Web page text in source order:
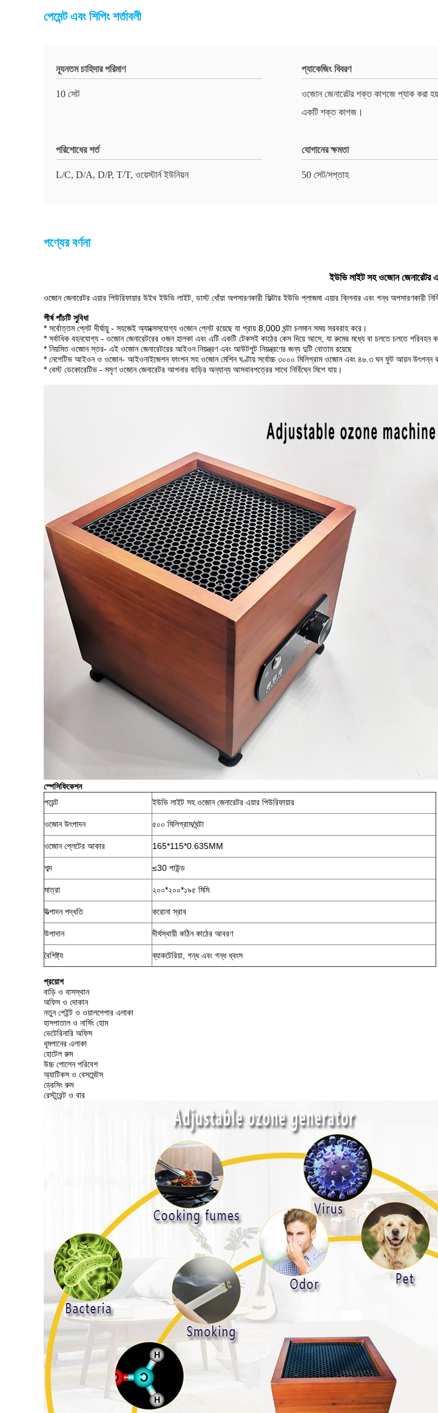
পেমেন্ট এবং শিপিং শর্তাবলী
ন্যূনতম চাহিদার পরিমাণ
10 সেট
প্যাকেজিং বিবরণ
ওজোন জেনারেটর শক্ত কাগজে প্যাক করা
একটি শক্ত কাগজ।
পরিশোধের শর্ত
L/C, D/A, D/P, T/T, ওয়েস্টার্ন ইউনিয়ন
যোগানের ক্ষমতা
50 সেট/সপ্তাহ
পণ্যের বর্ণনা
ইউভি লাইট সহ ওজোন জেনারেটর
ওজোন জেনারেটর এয়ার পিউরিফায়ার উইথ ইউভি লাইট, ডাস্ট ধোঁয়া অপসারণকারী ফিল্টার ইউভি প্লাজমা এয়ার ক্লিনার এবং গন্ধ অপসারণকারী
শীর্ষ পাঁচটি সুবিধা
* সর্বোত্তম প্লেট দীর্ঘায়ু - সহজেই অ্যাক্সেসযোগ্য ওজোন প্লেট রয়েছে যা প্রায় 8,000 ঘন্টা চলমান সময় সরবরাহ করে।
* সর্বাধিক বহনযোগ্য - ওজোন জেনারেটরের ওজন হালকা এবং এটি একটি টেকসই কাঠের কেস দিয়ে আসে, যা রুমের মধ্যে বা চলতে চলতে পরিবহন
* নিয়মিত ওজোন স্তর- এই ওজোন জেনারেটরের আইওন নিয়ন্ত্রণ এবং আউটপুট নিয়ন্ত্রণের জন্য দুটি বোতাম রয়েছে
* নেগেটিভ আইওন ও ওজোন- আইওনাইজেশন ফাংশন সহ ওজোন মেশিন ঘণ্টায় সর্বোচ্চ ৩০০০ মিলিগ্রাম ওজোন এবং ৪৬.৩ ঘন ফুট আয়ন উৎপন্ন
* বেস্ট ডেকোরেটিভ - মসৃণ ওজোন জেনারেটর আপনার বাড়ির অন্যান্য আসবাবপত্রের সাথে নির্বিঘ্নে মিশে যায়।
স্পেসিফিকেশন
পয়েন্ট
ইউভি লাইট সহ ওজোন জেনারেটর এয়ার পিউরিফায়ার
ওজোন উৎপাদন ৫০০ মিলিগ্রাম/ঘন্টা
ওজোন প্লেটের আকার 165*115*0.635MM
শব্দ ≤30 পাউন্ড
মাত্রা ২০০*২০০*১৯৫ মিমি
উত্পাদন পদ্ধতি করোনা স্রাব
উপাদান দীর্ঘস্থায়ী কঠিন কাঠের আবরণ
বৈশিষ্ট্য ব্যাকটেরিয়া, গন্ধ এবং গন্ধ ধ্বংস
প্রয়োগ
বাড়ি ও বাসস্থান
অফিস ও দোকান
নতুন পেইন্ট ও ওয়ালপেপার এলাকা
হাসপাতাল ও নার্সিং হোম
ভেটেরিনারি অফিস
ধূমপানের এলাকা
হোটেল রুম
উচ্চ পোলেন পরিবেশ
অ্যাটিকস ও বেসমেন্টস
ড্রেসিং রুম
রেস্টুরেন্ট ও বার